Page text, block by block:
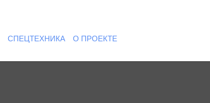
СПЕЦТЕХНИКА О ПРОЕКТЕ